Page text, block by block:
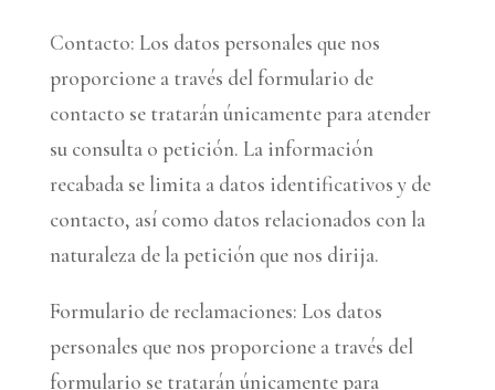
Contacto: Los datos personales que nos
proporcione a través del formulario de
contacto se tratarán únicamente para atender
su consulta o petición. La información
recabada se limita a datos identificativos y de
contacto, así como datos relacionados con la
naturaleza de la petición que nos dirija.
Formulario de reclamaciones: Los datos
personales que nos proporcione a través del
formulario se tratarán únicamente para